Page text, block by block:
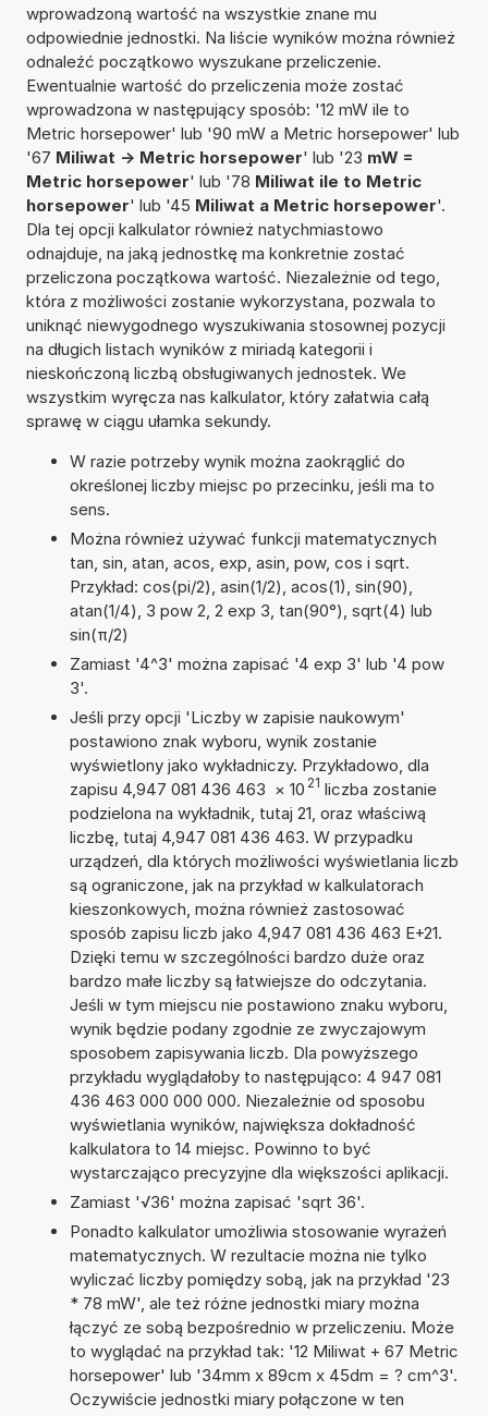
wprowadzoną wartość na wszystkie znane mu
odpowiednie jednostki. Na liście wyników można również
odnaleźć początkowo wyszukane przeliczenie.
Ewentualnie wartość do przeliczenia może zostać
wprowadzona w następujący sposób: '12 mW ile to
Metric horsepower' lub '90 mW a Metric horsepower' lub
'67 Miliwat -> Metric horsepower' lub '23 mW =
Metric horsepower' lub '78 Miliwat ile to Metric
horsepower' lub '45 Miliwat a Metric horsepower'.
Dla tej opcji kalkulator również natychmiastowo
odnajduje, na jaką jednostkę ma konkretnie zostać
przeliczona początkowa wartość. Niezależnie od tego,
która z możliwości zostanie wykorzystana, pozwala to
uniknąć niewygodnego wyszukiwania stosownej pozycji
na długich listach wyników z miriadą kategorii i
nieskończoną liczbą obsługiwanych jednostek. We
wszystkim wyręcza nas kalkulator, który załatwia całą
sprawę w ciągu ułamka sekundy.
W razie potrzeby wynik można zaokrąglić do
określonej liczby miejsc po przecinku, jeśli ma to
sens.
Można również używać funkcji matematycznych
tan, sin, atan, acos, exp, asin, pow, cos i sqrt.
Przykład: cos(pi/2), asin(1/2), acos(1), sin(90),
atan(1/4), 3 pow 2, 2 exp 3, tan(90°), sqrt(4) lub
sin(π/2)
Zamiast '4^3' można zapisać '4 exp 3' lub '4 pow
3'.
Jeśli przy opcji 'Liczby w zapisie naukowym'
postawiono znak wyboru, wynik zostanie
wyświetlony jako wykładniczy. Przykładowo, dla
zapisu 4,947 081 436 463 × 10 21 liczba zostanie
podzielona na wykładnik, tutaj 21, oraz właściwą
liczbę, tutaj 4,947 081 436 463. W przypadku
urządzeń, dla których możliwości wyświetlania liczb
są ograniczone, jak na przykład w kalkulatorach
kieszonkowych, można również zastosować
sposób zapisu liczb jako 4,947 081 436 463 E+21.
Dzięki temu w szczególności bardzo duże oraz
bardzo małe liczby są łatwiejsze do odczytania.
Jeśli w tym miejscu nie postawiono znaku wyboru,
wynik będzie podany zgodnie ze zwyczajowym
sposobem zapisywania liczb. Dla powyższego
przykładu wyglądałoby to następująco: 4 947 081
436 463 000 000 000. Niezależnie od sposobu
wyświetlania wyników, największa dokładność
kalkulatora to 14 miejsc. Powinno to być
wystarczająco precyzyjne dla większości aplikacji.
Zamiast '√36' można zapisać 'sqrt 36'.
Ponadto kalkulator umożliwia stosowanie wyrażeń
matematycznych. W rezultacie można nie tylko
wyliczać liczby pomiędzy sobą, jak na przykład '23
* 78 mW', ale też różne jednostki miary można
łączyć ze sobą bezpośrednio w przeliczeniu. Może
to wyglądać na przykład tak: '12 Miliwat + 67 Metric
horsepower' lub '34mm x 89cm x 45dm = ? cm^3'.
Oczywiście jednostki miary połączone w ten